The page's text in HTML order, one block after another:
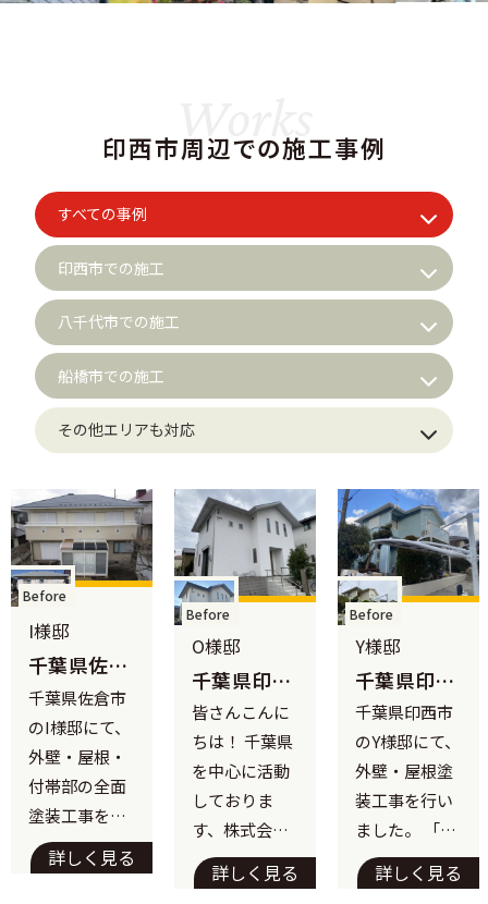
印西市周辺での施工事例
すべての事例
印西市での施工
八千代市での施工
船橋市での施工
その他エリアも対応
Before
I様邸
千葉県佐倉
市 I様邸
｜最高峰フ
ッ素で描く、
一体感のあ
る上質なツ
ートンカラ
ー
千葉県佐倉市
のI様邸にて、
外壁・屋根・
付帯部の全面
塗装工事を施
工いたしまし
た。 「遮熱性
詳しく見る
Before
O様邸
千葉県印西
市 O様邸｜
最高峰のフ
ッ素塗料で
美観と遮熱
を両立！白
い外壁でも
汚れ知らず
の住まいへ
皆さんこんに
ちは！ 千葉県
を中心に活動
しておりま
す、株式会社
K.S美装です。
今回は、千葉
詳しく見る
Before
Y様邸
千葉県印西
市 Y様邸｜
超耐候性フ
ッ素塗料と
遮熱屋根塗
装で、長期に
わたる美観
と快適性を
実現
千葉県印西市
のY様邸にて、
外壁・屋根塗
装工事を行い
ました。 「で
きるだけ長持
ちさせたい」
詳しく見る